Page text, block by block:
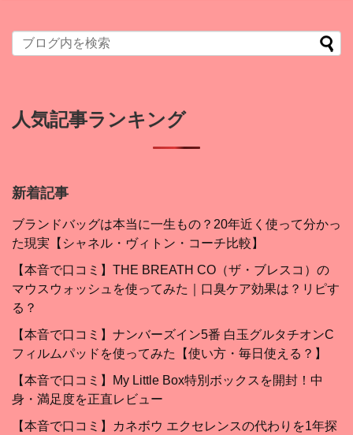
人気記事ランキング
新着記事
ブランドバッグは本当に一生もの？20年近く使って分かっ
た現実【シャネル・ヴィトン・コーチ比較】
【本音で口コミ】THE BREATH CO（ザ・ブレスコ）の
マウスウォッシュを使ってみた｜口臭ケア効果は？リピす
る？
【本音で口コミ】ナンバーズイン5番 白玉グルタチオンC
フィルムパッドを使ってみた【使い方・毎日使える？】
【本音で口コミ】My Little Box特別ボックスを開封！中
身・満足度を正直レビュー
【本音で口コミ】カネボウ エクセレンスの代わりを1年探